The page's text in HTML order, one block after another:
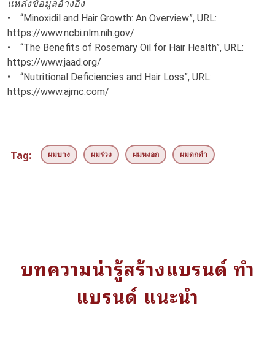
แหล่งข้อมูลอ้างอิง
• “Minoxidil and Hair Growth: An Overview”, URL:
https://www.ncbi.nlm.nih.gov/
• “The Benefits of Rosemary Oil for Hair Health”, URL:
https://www.jaad.org/
• “Nutritional Deficiencies and Hair Loss”, URL:
https://www.ajmc.com/
Tag: ผมบาง ผมร่วง ผมหงอก ผมดกดำ
บทความน่ารู้สร้างแบรนด์ ทำ
แบรนด์ แนะนำ